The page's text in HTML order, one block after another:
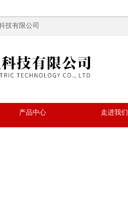
技有限公司
产品中心 走进我们